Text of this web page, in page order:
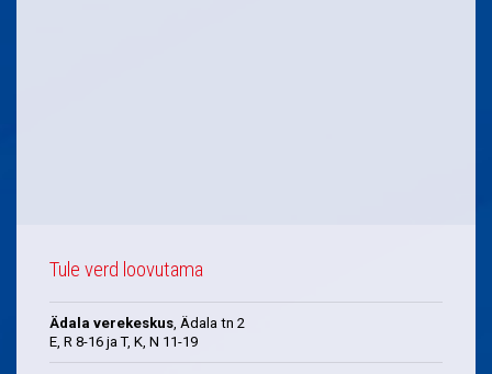
Tule verd loovutama
Ädala verekeskus, Ädala tn 2
E, R 8-16 ja T, K, N 11-19